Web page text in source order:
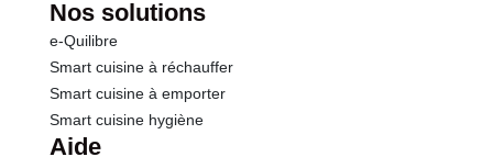
Nos solutions
e-Quilibre
Smart cuisine à réchauffer
Smart cuisine à emporter
Smart cuisine hygiène
Aide